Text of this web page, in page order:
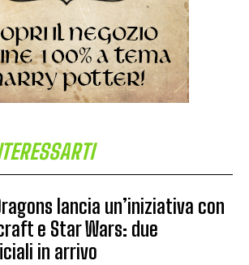
lancia un’iniziativa con
e Star Wars: due
in arrivo